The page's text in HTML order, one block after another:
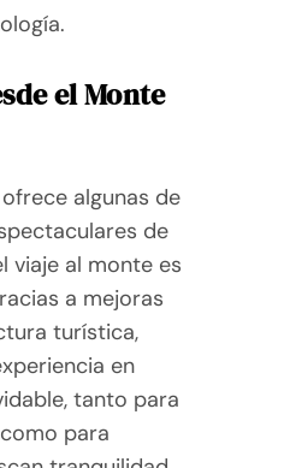
el Monte
algunas de
de
viaje al monte es
a mejoras
turística,
en
tanto para
para